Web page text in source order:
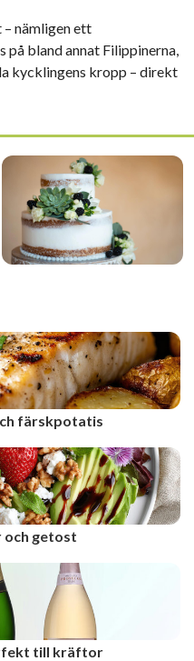
– nämligen ett
på bland annat Filippinerna,
kycklingens kropp – direkt
färskpotatis
och getost
till kräftor